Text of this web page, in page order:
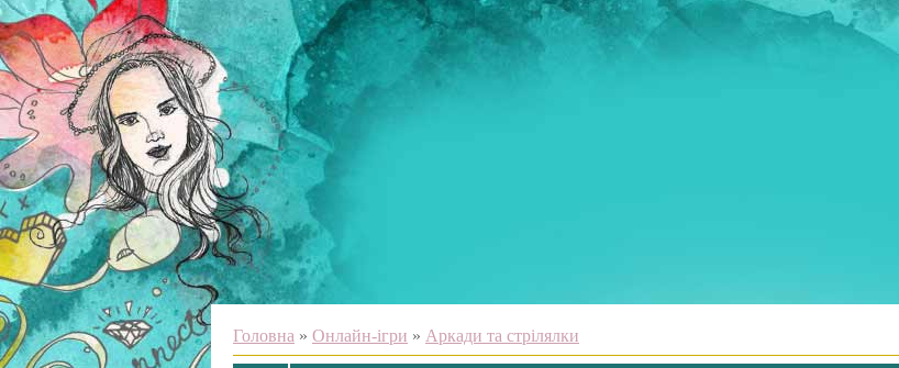
Головна » Онлайн-ігри » Аркади та стрілялки